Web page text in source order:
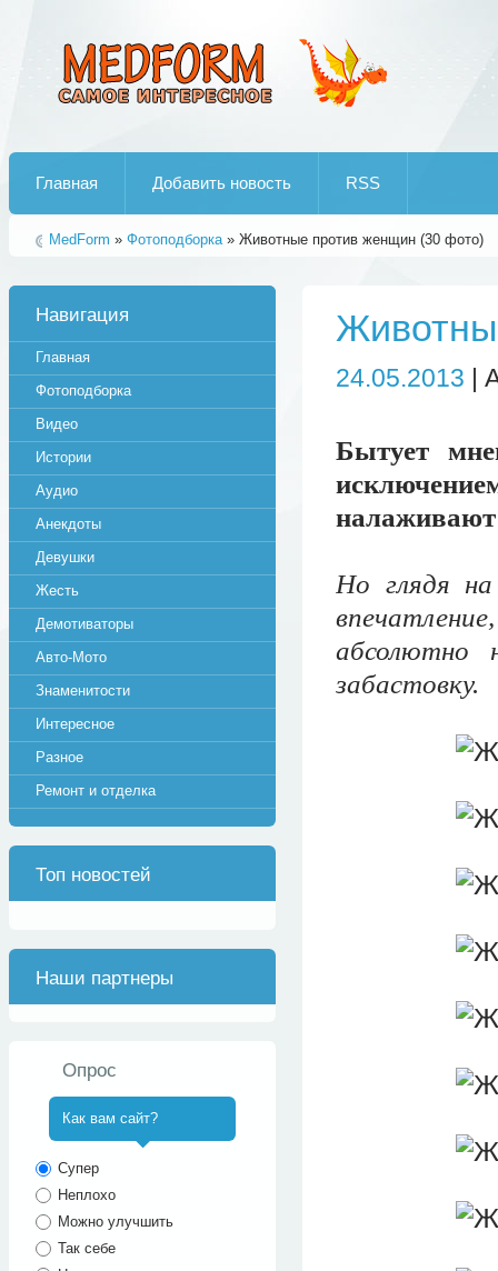
Главная Добавить новость RSS
MedForm » Фотоподборка» Животные против женщин (30 фото)
24.05.2013 |
Бытует
налаживают
Но глядя
абсолютно
забастовку.
Навигация
Главная
Фотоподборка
Видео
Истории
Аудио
Анекдоты
Девушки
Жесть
Демотиваторы
Авто-Мото
Знаменитости
Интересное
Разное
Ремонт и отделка
Топ новостей
Наши партнеры
Опрос
Как вам сайт?
Супер
Неплохо
Можно улучшить
Так себе